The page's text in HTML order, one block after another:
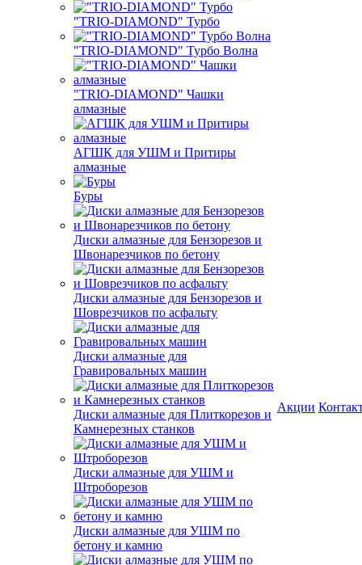
"TRIO-DIAMOND" Турбо
"TRIO-DIAMOND" Турбо Волна
"TRIO-DIAMOND" Чашки
алмазные
АГШК для УШМ и Притиры
алмазные
Буры
Диски алмазные для Бензорезов и
Швонарезчиков по бетону
Диски алмазные для Бензорезов и
Шоврезчиков по асфальту
Диски алмазные для
Гравировальных машин
Диски алмазные для Плиткорезов и
Камнерезных станков
Диски алмазные для УШМ и
Штроборезов
Диски алмазные для УШМ по
бетону и камню
Акции